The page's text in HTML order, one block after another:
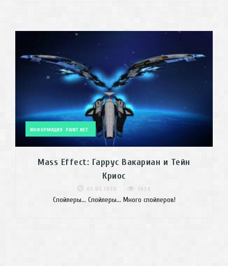
ИНФОРМАЦИЯ PAINT.NET
Mass Effect: Гаррус Вакариан и Тейн
Криос
01.01.1970 7434
Спойлеры... Спойлеры... Много спойлеров!